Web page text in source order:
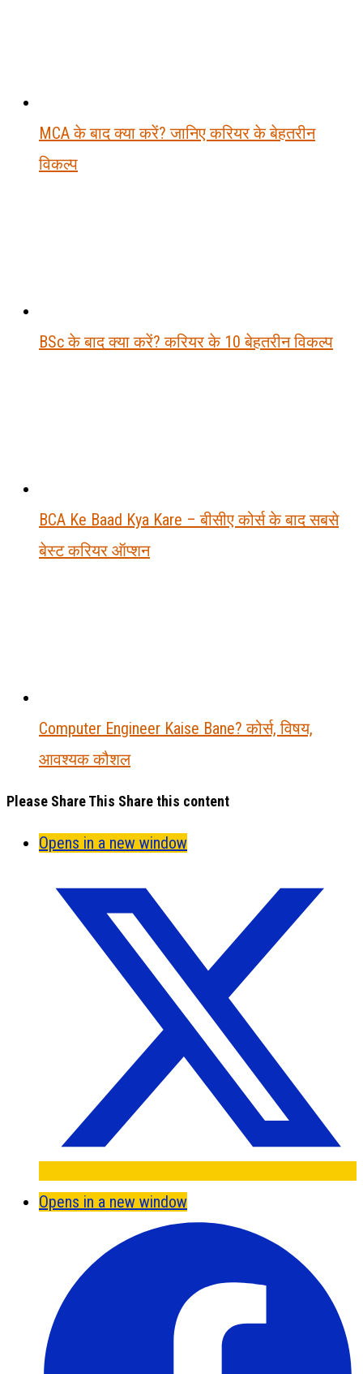
MCA के बाद क्या करें? जानिए करियर के बेहतरीन
विकल्प
BSc के बाद क्या करें? करियर के 10 बेहतरीन विकल्प
BCA Ke Baad Kya Kare – बीसीए कोर्स के बाद सबसे
बेस्ट करियर ऑप्शन
Computer Engineer Kaise Bane? कोर्स, विषय,
आवश्यक कौशल
Please Share This Share this content
Opens in a new window
Opens in a new window